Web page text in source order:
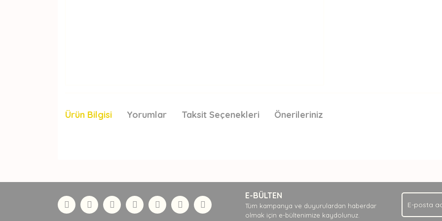
Ürün Bilgisi Yorumlar Taksit Seçenekleri Önerileriniz
Ürün açıklamasında eksik bilgiler bulunuyor.
E-BÜLTEN
Tüm kampanya ve duyurulardan haberdar
olmak için e-bültenimize kaydolunuz.